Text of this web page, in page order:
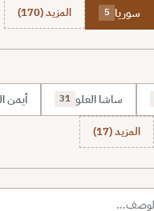
سوريا 5 المزيد (170)
ساشا العلو 31 أيمن
المزيد (17)